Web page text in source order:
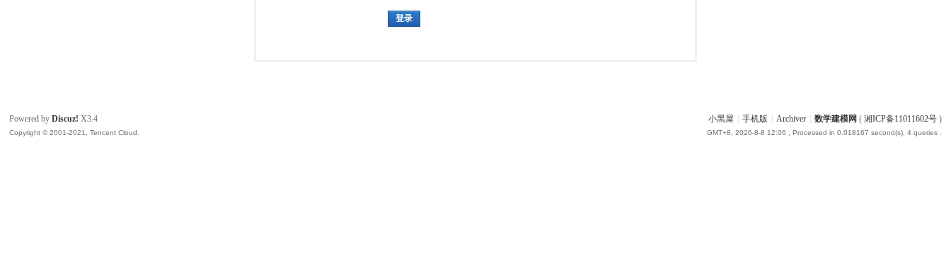
登录
小黑屋 手机版 Archiver 数学建模网 ( 湘ICP备11011602号)
GMT+8, 2026-8-8 12:06 , Processed in 0.018167 second(s), 4 queries .
Powered byDiscuz! X3.4
Copyright © 2001-2021, Tencent Cloud.